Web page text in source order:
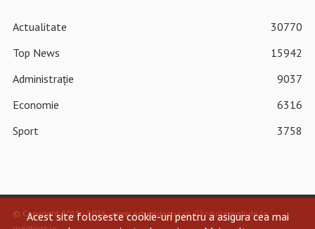
Actualitate
30770
Top News
15942
Administrație
9037
Economie
6316
Sport
3758
© Copyright 2015 - 2026 - www.actualdecluj.ro.Găzduire web de la
Acest site foloseste cookie-uri pentru a asigura cea mai